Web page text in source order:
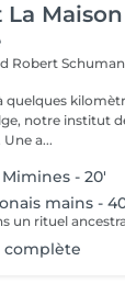
Robert
quelques
notre institut
2004 à Olm. Une a...
- 20'
mains -
complète